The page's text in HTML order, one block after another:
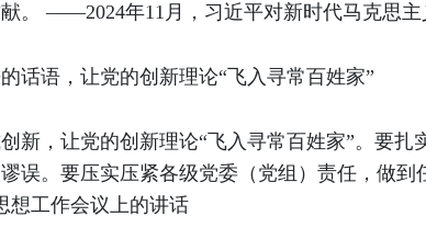
。 ——2024年11月，习近平对新时代马克思
话语，让党的创新理论“飞入寻常百姓家”
新，让党的创新理论“飞入寻常百姓家”。要
误。要压实压紧各级党委（党组）责任，做
想工作会议上的讲话